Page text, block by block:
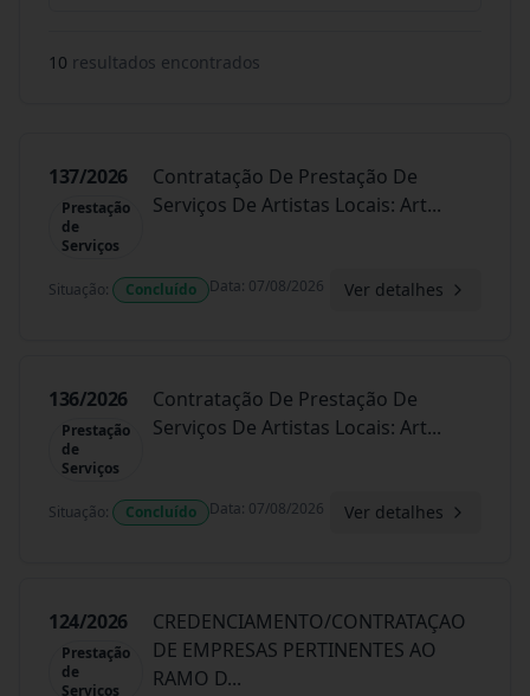
10 resultados encontrados
137/2026
Prestação
de
Serviços
Contratação De Prestação De
Serviços De Artistas Locais: Art...
Situação: Concluído Data: 07/08/2026 Ver detalhes
136/2026
Prestação
de
Serviços
Contratação De Prestação De
Serviços De Artistas Locais: Art...
Situação: Concluído Data: 07/08/2026 Ver detalhes
124/2026
Prestação
de
Serviços
CREDENCIAMENTO/CONTRATAÇAO
DE EMPRESAS PERTINENTES AO
RAMO D...